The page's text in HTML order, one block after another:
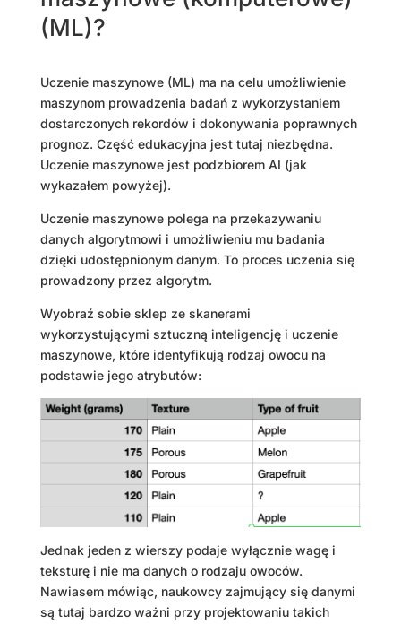
(ML)?
Uczenie maszynowe (ML) ma na celu umożliwienie
maszynom prowadzenia badań z wykorzystaniem
dostarczonych rekordów i dokonywania poprawnych
prognoz. Część edukacyjna jest tutaj niezbędna.
Uczenie maszynowe jest podzbiorem AI (jak
wykazałem powyżej).
Uczenie maszynowe polega na przekazywaniu
danych algorytmowi i umożliwieniu mu badania
dzięki udostępnionym danym. To proces uczenia się
prowadzony przez algorytm.
Wyobraź sobie sklep ze skanerami
wykorzystującymi sztuczną inteligencję i uczenie
maszynowe, które identyfikują rodzaj owocu na
podstawie jego atrybutów:
Jednak jeden z wierszy podaje wyłącznie wagę i
teksturę i nie ma danych o rodzaju owoców.
Nawiasem mówiąc, naukowcy zajmujący się danymi
są tutaj bardzo ważni przy projektowaniu takich